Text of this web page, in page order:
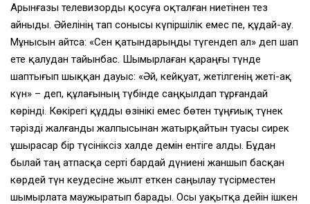
Арынғазы телевизорды қосуға оқталған ниетiнен тез
айныды. Әйелiнiң тап сонысы күпiршiлiк емес пе, құдай-ау.
Мұнысын айтса: «Сен қатындарыңды түгендеп ал» деп шап
ете қалудан тайынбас. Шымырлаған қараңғы түнде
шаптығып шыққан дауыс: «Әй, кейқуат, жетiлгенiң жетi-ақ
күн» – деп, құлағының түбiнде саңқылдап тұрғандай
көрiндi. Көкiрегi құдды өзiнiкi емес бөтен тұңғиық түнек
тәрiздi жалғанды жалпысынан жатырқайтын туасы сирек
ұшырасар бiр түсiнiксiз халде демiн ентiге алды. Бұдан
былай таң атпасқа сертi бардай дүниенi жаншып басқан
көрдей түн кеудесiне жылт еткен саңылау түсiрместен
шымырлата маужыратып барады. Осы уақытқа дейiн iшкен